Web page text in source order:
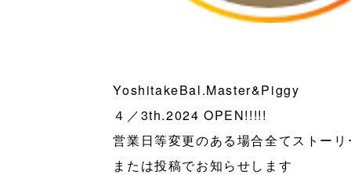
YoshitakeBal.Master&Piggy
４／3th.2024 OPEN!!!!!
営業日等変更のある場合全てストー
または投稿でお知らせします